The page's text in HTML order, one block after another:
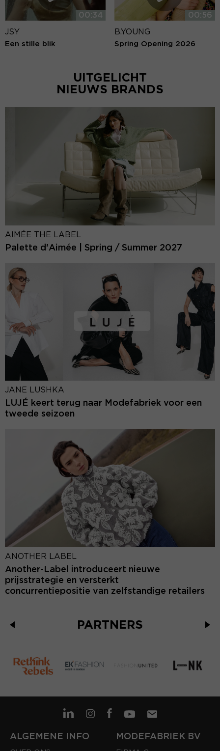
00:34
JSY
Een stille blik
00:56
B.YOUNG
Spring Opening 2026
UITGELICHT
NIEUWS BRANDS
AIMÉE THE LABEL
Palette d'Aimée | Spring / Summer 2027
JANE LUSHKA
LUJÉ keert terug naar Modefabriek voor een
tweede seizoen
ANOTHER LABEL
Another-Label introduceert nieuwe
prijsstrategie en versterkt
concurrentiepositie van zelfstandige retailers
PARTNERS
ALGEMENE INFO MODEFABRIEK BV